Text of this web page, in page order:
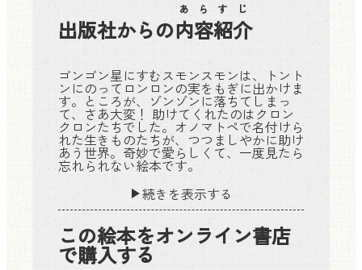
出版社からの内容紹介
あらすじ
ゴンゴン星にすむスモンスモンは、トント
ンにのってロンロンの実をもぎに出かけま
す。ところが、ゾンゾンに落ちてしまっ
て、さあ大変！ 助けてくれたのはクロン
クロンたちでした。オノマトペで名付けら
れた生きものたちが、つつましやかに助け
あう世界。奇妙で愛らしくて、一度見たら
忘れられない絵本です。
続きを表示する
この絵本をオンライン書店
で購入する